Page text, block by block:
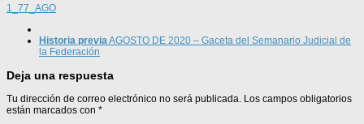
1_77_AGO
Historia previaAGOSTO DE 2020 – Gaceta del Semanario Judicial de
la Federación
Deja una respuesta
Tu dirección de correo electrónico no será publicada. Los campos obligatorios
están marcados con *